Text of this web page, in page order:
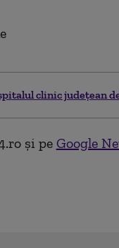
clinic judeţean
și pe Google